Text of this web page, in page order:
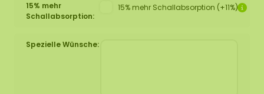
15% mehr
Schallabsorption:
15% mehr Schallabsorption (+11%)
Spezielle Wünsche: